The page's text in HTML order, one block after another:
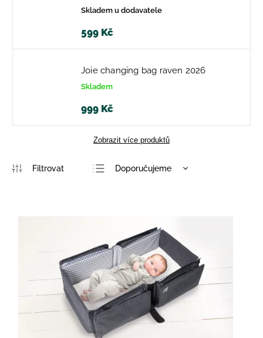
Skladem u dodavatele
599 Kč
Joie changing bag raven 2026
Skladem
999 Kč
Zobrazit více produktů
Doporučujeme
Abecedně